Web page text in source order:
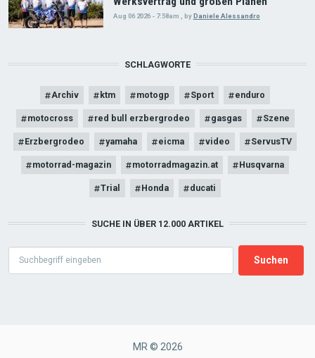
Aug 06 2026 - 7:58am byDaniele Alessandro
SCHLAGWORTE
Archiv ktm motogp Sport enduro
motocross red bull erzbergrodeo gasgas Szene
Erzbergrodeo yamaha eicma video ServusTV
motorrad-magazin motorradmagazin.at Husqvarna
Trial Honda ducati
SUCHE IN ÜBER 12.000 ARTIKEL
MR © 2026